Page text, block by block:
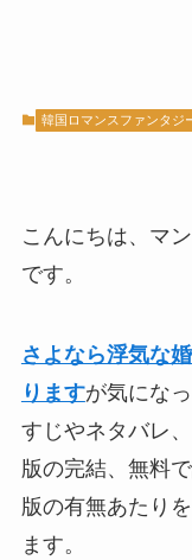
韓国ロマンスファンタジ
こんにちは、マ
です。
さよなら浮気な
りますが気にな
すじやネタバレ
版の完結、無料
版の有無あたり
ます。